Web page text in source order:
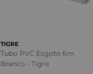
TIGRE
Tubo PVC Esgoto 6m
Branco - Tigre